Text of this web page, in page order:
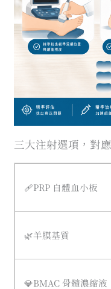
三大注射選項，對
🩹PRP 自體血小板
🌿羊膜基質
💎BMAC 骨髓濃縮液